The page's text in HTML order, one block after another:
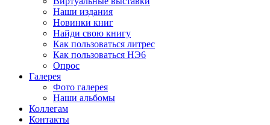
Наши издания
Новинки книг
Найди свою книгу
Как пользоваться литрес
Как пользоваться НЭ6
Опрос
Галерея
Фото галерея
Наши альбомы
Коллегам
Контакты